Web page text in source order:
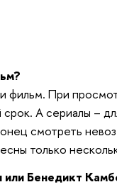
фильм. При
срок. А сериалы –
смотреть
только
Бенедикт